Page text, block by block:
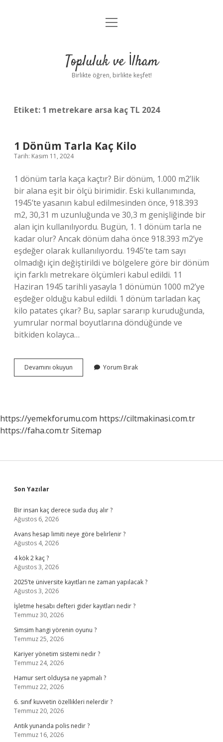
Anasayfa
Yasal Uyarı
menüyü
Topluluk ve İlham
Birlikte öğren, birlikte keşfet!
Etiket: 1 metrekare arsa kaç TL 2024
1 Dönüm Tarla Kaç Kilo
Tarih: Kasım 11, 2024
1 dönüm tarla kaça kaçtır? Bir dönüm, 1.000 m2’lik
bir alana eşit bir ölçü birimidir. Eski kullanımında,
1945’te yasanın kabul edilmesinden önce, 918.393
m2, 30,31 m uzunluğunda ve 30,3 m genişliğinde bir
alan için kullanılıyordu. Bugün, 1. 1 dönüm tarla ne
kadar olur? Ancak dönüm daha önce 918.393 m2’ye
eşdeğer olarak kullanılıyordu. 1945’te tam sayı
olmadığı için değiştirildi ve bölgelere göre bir dönüm
için farklı metrekare ölçümleri kabul edildi. 11
Haziran 1945 tarihli yasayla 1 dönümün 1000 m2’ye
eşdeğer olduğu kabul edildi. 1 dönüm tarladan kaç
kilo patates çıkar? Bu, saplar sararıp kuruduğunda,
yumrular normal boyutlarına döndüğünde ve
bitkiden kolayca…
Devamını okuyun
Dönüm
Yorum Bırak
https://yemekforumu.com https://ciltmakinasi.com.tr
https://faha.com.trSitemap
Sidebar
Son Yazılar
Bir insan kaç derece suda duş alır ?
Ağustos 6, 2026
Avans hesap limiti neye göre belirlenir ?
Ağustos 4, 2026
4 kök 2 kaç ?
Ağustos 3, 2026
2025’te üniversite kayıtları ne zaman yapılacak ?
Ağustos 3, 2026
İşletme hesabı defteri gider kayıtları nedir ?
Temmuz 30, 2026
Simsim hangi yörenin oyunu ?
Temmuz 25, 2026
Kariyer yönetim sistemi nedir ?
Temmuz 24, 2026
Hamur sert olduysa ne yapmalı ?
Temmuz 22, 2026
6. sınıf kuvvetin özellikleri nelerdir ?
Temmuz 20, 2026
Antik yunanda polis nedir ?
Temmuz 16, 2026